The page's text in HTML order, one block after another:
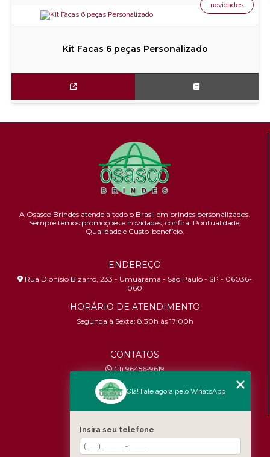
Kit Facas 6 peças Personalizado
novidades
A Osasco Brindes atende a todo o Brasil em brindes personalizados.
Sempre temos promoções e novidades, confira! Pontualidade,
Qualidade e Custo-benefício.
ENDEREÇO
Rua Dionísio Bizarro, 233 - Umuarama - São Paulo - SP - 06036-
060
HORÁRIO DE ATENDIMENTO
Segunda à Sexta: 8:30h às 17:00h
CONTATOS
(11) 96456-9619
contato@osascobrindes.com.br
CNPJ:26.434.153/0001-30
MENU
Quem somos
Olá! Fale agora pelo WhatsApp
Insira seu telefone